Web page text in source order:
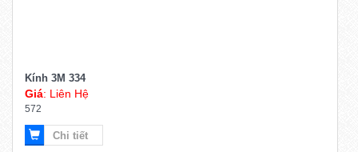
Kính 3M 334
Giá: Liên Hệ
572
Chi tiết